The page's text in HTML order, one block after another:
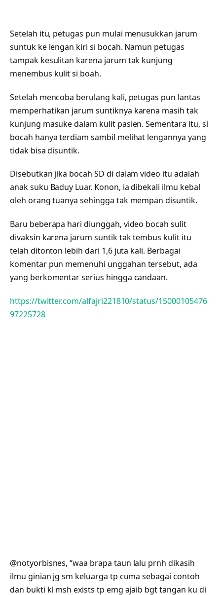
Setelah itu, petugas pun mulai menusukkan jarum
suntuk ke lengan kiri si bocah. Namun petugas
tampak kesulitan karena jarum tak kunjung
menembus kulit si boah.
Setelah mencoba berulang kali, petugas pun lantas
memperhatikan jarum suntiknya karena masih tak
kunjung masuke dalam kulit pasien. Sementara itu, si
bocah hanya terdiam sambil melihat lengannya yang
tidak bisa disuntik.
Disebutkan jika bocah SD di dalam video itu adalah
anak suku Baduy Luar. Konon, ia dibekali ilmu kebal
oleh orang tuanya sehingga tak mempan disuntik.
Baru beberapa hari diunggah, video bocah sulit
divaksin karena jarum suntik tak tembus kulit itu
telah ditonton lebih dari 1,6 juta kali. Berbagai
komentar pun memenuhi unggahan tersebut, ada
yang berkomentar serius hingga candaan.
https://twitter.com/alfajri221810/status/15000105476
97225728
@notyorbisnes, “waa brapa taun lalu prnh dikasih
ilmu ginian jg sm keluarga tp cuma sebagai contoh
dan bukti kl msh exists tp emg ajaib bgt tangan ku di